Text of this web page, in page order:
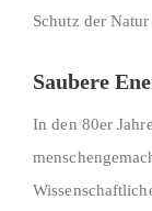
Schutz der
Saubere
In den 80er